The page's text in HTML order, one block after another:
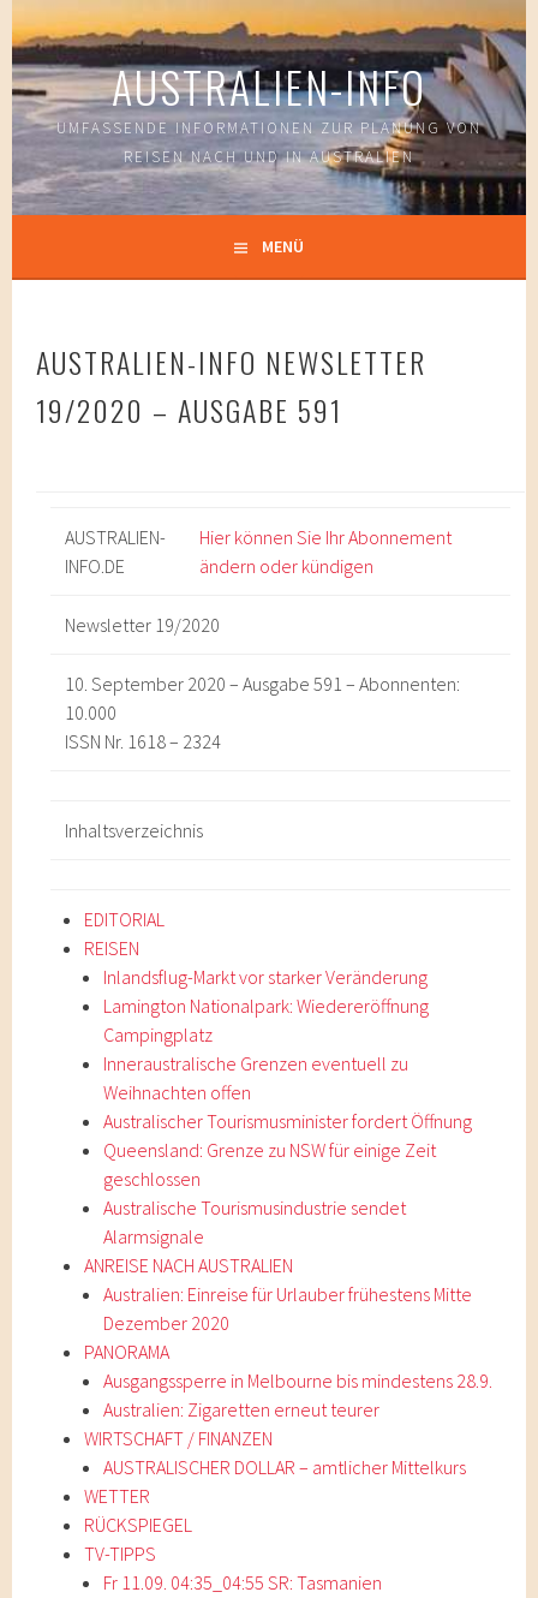
Springe
zum
Inhalt
AUSTRALIEN-INFO
UMFASSENDE INFORMATIONEN ZUR PLANUNG VON
REISEN NACH UND IN AUSTRALIEN
MENÜ
AUSTRALIEN-INFO NEWSLETTER
19/2020 – AUSGABE 591
AUSTRALIEN-
INFO.DE
Hier können Sie Ihr Abonnement
ändern oder kündigen
Newsletter 19/2020
10. September 2020 – Ausgabe 591 – Abonnenten:
10.000
ISSN Nr. 1618 – 2324
Inhaltsverzeichnis
EDITORIAL
REISEN
Inlandsflug-Markt vor starker Veränderung
Lamington Nationalpark: Wiedereröffnung
Campingplatz
Inneraustralische Grenzen eventuell zu
Weihnachten offen
Australischer Tourismusminister fordert Öffnung
Queensland: Grenze zu NSW für einige Zeit
geschlossen
Australische Tourismusindustrie sendet
Alarmsignale
ANREISE NACH AUSTRALIEN
Australien: Einreise für Urlauber frühestens Mitte
Dezember 2020
PANORAMA
Ausgangssperre in Melbourne bis mindestens 28.9.
Australien: Zigaretten erneut teurer
WIRTSCHAFT / FINANZEN
AUSTRALISCHER DOLLAR – amtlicher Mittelkurs
WETTER
RÜCKSPIEGEL
TV-TIPPS
Fr 11.09. 04:35_04:55 SR: Tasmanien